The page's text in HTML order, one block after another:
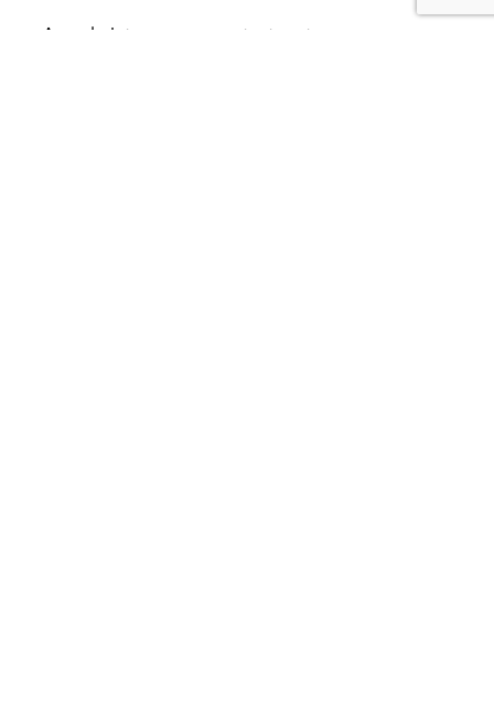
Aarzel niet en neem contact met ons op voor een